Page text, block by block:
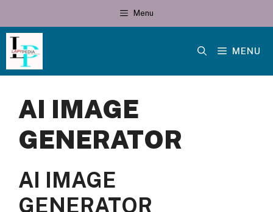
content
Menu
MENU
AI IMAGE
GENERATOR
AI IMAGE
GENERATOR